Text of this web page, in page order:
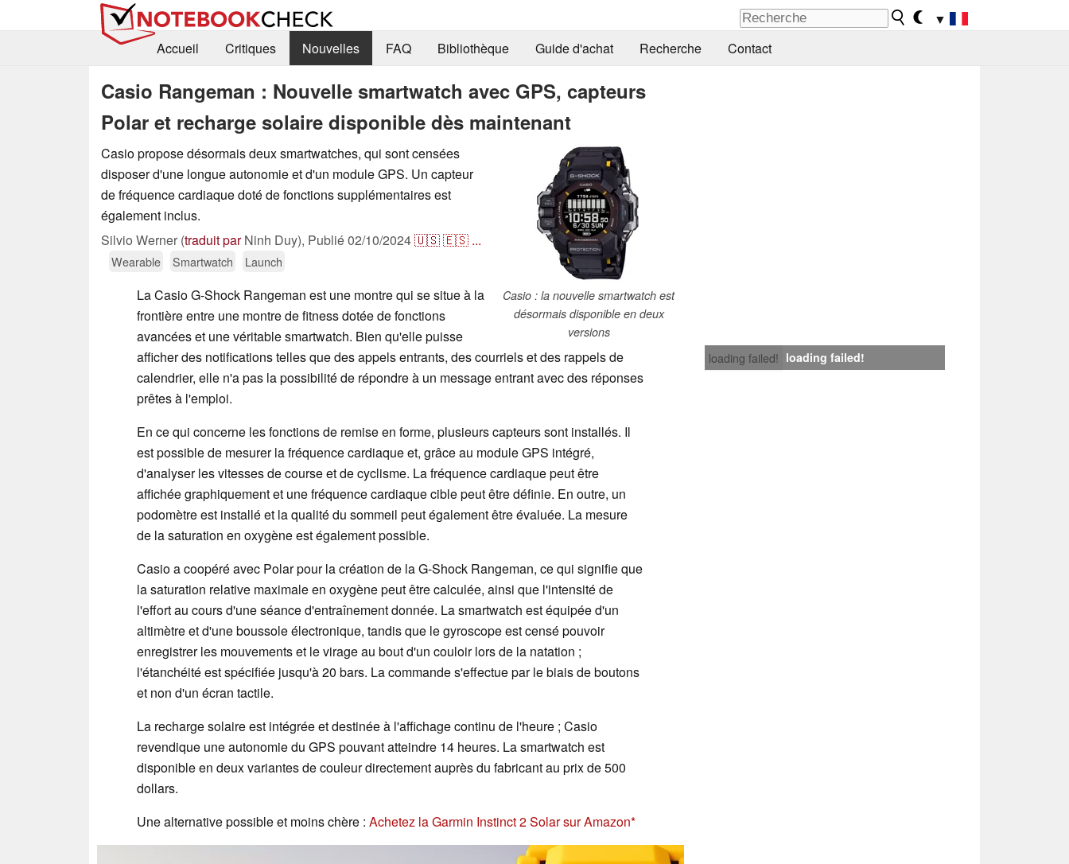
▼
Accueil
Critiques Nouvelles FAQ Bibliothèque Guide d'achat Recherche Contact
Casio Rangeman : Nouvelle smartwatch avec GPS, capteurs
Polar et recharge solaire disponible dès maintenant
Casio : la nouvelle smartwatch est
désormais disponible en deux
versions
Casio propose désormais deux smartwatches, qui sont censées
disposer d'une longue autonomie et d'un module GPS. Un capteur
de fréquence cardiaque doté de fonctions supplémentaires est
également inclus.
Silvio Werner (traduit parNinh Duy), Publié02/10/2024🇺🇸🇪🇸 ...
Wearable Smartwatch Launch
loading failed! loading failed!
La Casio G-Shock Rangeman est une montre qui se situe à la
frontière entre une montre de fitness dotée de fonctions
avancées et une véritable smartwatch. Bien qu'elle puisse
afficher des notifications telles que des appels entrants, des courriels et des rappels de
calendrier, elle n'a pas la possibilité de répondre à un message entrant avec des réponses
prêtes à l'emploi.
En ce qui concerne les fonctions de remise en forme, plusieurs capteurs sont installés. Il
est possible de mesurer la fréquence cardiaque et, grâce au module GPS intégré,
d'analyser les vitesses de course et de cyclisme. La fréquence cardiaque peut être
affichée graphiquement et une fréquence cardiaque cible peut être définie. En outre, un
podomètre est installé et la qualité du sommeil peut également être évaluée. La mesure
de la saturation en oxygène est également possible.
Casio a coopéré avec Polar pour la création de la G-Shock Rangeman, ce qui signifie que
la saturation relative maximale en oxygène peut être calculée, ainsi que l'intensité de
l'effort au cours d'une séance d'entraînement donnée. La smartwatch est équipée d'un
altimètre et d'une boussole électronique, tandis que le gyroscope est censé pouvoir
enregistrer les mouvements et le virage au bout d'un couloir lors de la natation ;
l'étanchéité est spécifiée jusqu'à 20 bars. La commande s'effectue par le biais de boutons
et non d'un écran tactile.
La recharge solaire est intégrée et destinée à l'affichage continu de l'heure ; Casio
revendique une autonomie du GPS pouvant atteindre 14 heures. La smartwatch est
disponible en deux variantes de couleur directement auprès du fabricant au prix de 500
dollars.
Une alternative possible et moins chère : Achetez la Garmin Instinct 2 Solar sur Amazon